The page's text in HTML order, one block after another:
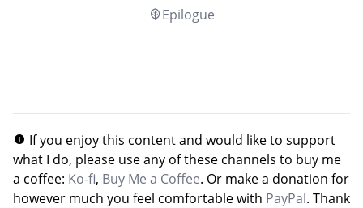
Epilogue
If you enjoy this content and would like to support
what I do, please use any of these channels to buy me
a coffee: Ko-fi, Buy Me a Coffee. Or make a donation for
however much you feel comfortable with PayPal. Thank